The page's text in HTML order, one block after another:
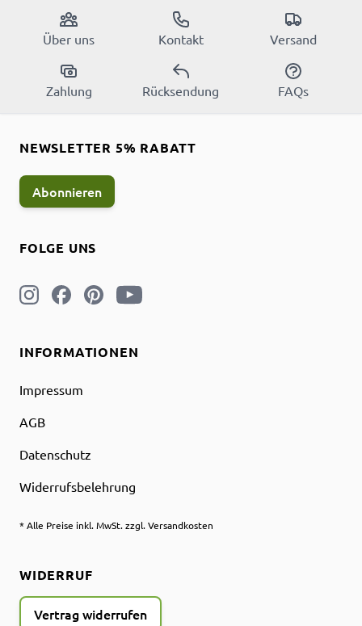
Über uns Kontakt Versand
Zahlung Rücksendung FAQs
INFORMATIONEN
Impressum
AGB
Datenschutz
Widerrufsbelehrung
* Alle Preise inkl. MwSt. zzgl. Versandkosten
FOLGE UNS
NEWSLETTER 5% RABATT
Abonnieren
WIDERRUF
Vertrag widerrufen